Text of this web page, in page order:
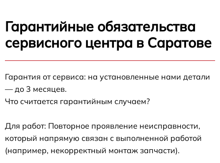
Гарантийные обязательства
сервисного центра в Саратове
Гарантия от сервиса: на установленные нами детали
— до 3 месяцев.
Что считается гарантийным случаем?
Для работ: Повторное проявление неисправности,
который напрямую связан с выполненной работой
(например, некорректный монтаж запчасти).